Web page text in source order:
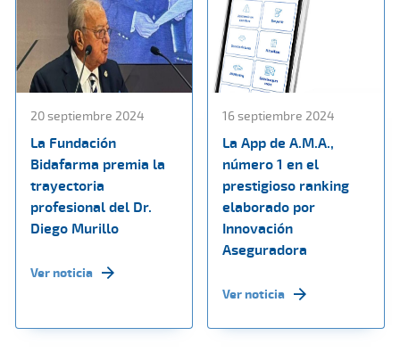
20 septiembre 2024
La Fundación
Bidafarma premia la
trayectoria
profesional del Dr.
Diego Murillo
Ver noticia
16 septiembre 2024
La App de A.M.A.,
número 1 en el
prestigioso ranking
elaborado por
Innovación
Aseguradora
Ver noticia